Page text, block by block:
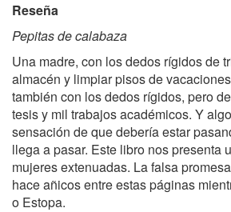
Reseña
Pepitas de calabaza
Una madre, con los dedos rígidos de
almacén y limpiar pisos de
también con los dedos rígidos, pero
tesis y mil trabajos académicos. Y
sensación de que debería estar
llega a pasar. Este libro nos presenta
mujeres extenuadas. La falsa
hace añicos entre estas páginas
o Estopa.